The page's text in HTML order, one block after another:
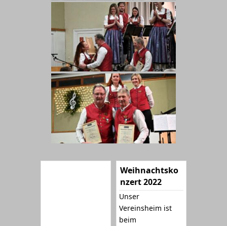
Weihnachtsko
nzert 2022
Unser
Vereinsheim ist
beim